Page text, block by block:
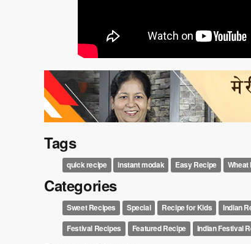
Tags
quick recipe instant modak Easy Recipe Wheat
Categories
Sweet Recipes Special Recipe for Kids Indian
Festival Recipes
Featured Recipe Indian Festival